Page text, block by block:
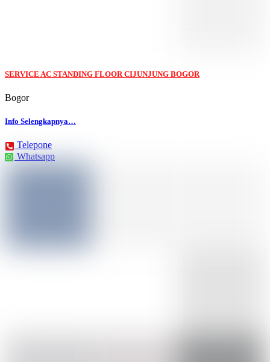
SERVICE AC STANDING FLOOR CIJUNJUNG BOGOR
Bogor
Info Selengkapnya…
Telepone
Whatsapp